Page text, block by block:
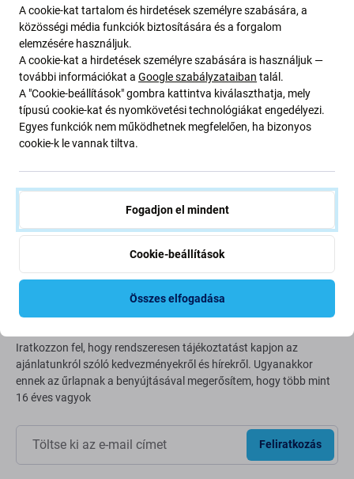
Going Green
csökkentése érdekében.
Newsletter Fix
Iratkozzon fel, hogy rendszeresen tájékoztatást kapjon az
ajánlatunkról szóló kedvezményekről és hírekről. Ugyanakkor
ennek az űrlapnak a benyújtásával megerősítem, hogy több mint
16 éves vagyok
Feliratkozás
A cookie-kat tartalom és hirdetések személyre szabására, a
közösségi média funkciók biztosítására és a forgalom
elemzésére használjuk.
A cookie-kat a hirdetések személyre szabására is használjuk —
további információkat a Google szabályzataiban talál.
A "Cookie-beállítások" gombra kattintva kiválaszthatja, mely
típusú cookie-kat és nyomkövetési technológiákat engedélyezi.
Egyes funkciók nem működhetnek megfelelően, ha bizonyos
cookie-k le vannak tiltva.
Fogadjon el mindent
Cookie-beállítások
Összes elfogadása